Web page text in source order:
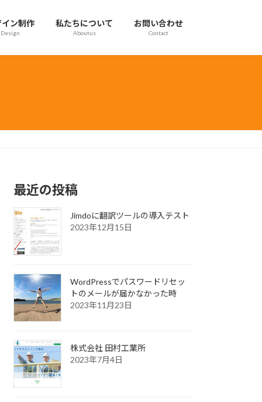
ン制作
Design
私たちについて
Aboutus
お問い合わせ
Contact
最近の投稿
Jimdoに翻訳ツールの導入テスト
2023年12月15日
WordPressでパスワードリセッ
トのメールが届かなかった時
2023年11月23日
株式会社 田村工業所
2023年7月4日